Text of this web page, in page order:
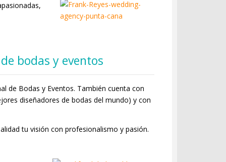
bodas y eventos
de Bodas y Eventos. También cuenta con
diseñadores de bodas del mundo) y con
tu visión con profesionalismo y pasión.